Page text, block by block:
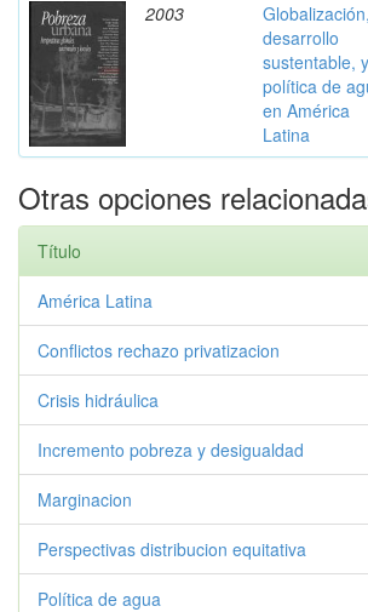
2003
Globalización,
desarrollo
sustentable, y
política de
en América
Latina
Otras opciones
Título
América Latina
Conflictos rechazo privatizacion
Crisis hidráulica
Incremento pobreza y desigualdad
Marginacion
Perspectivas distribucion equitativa
Política de agua